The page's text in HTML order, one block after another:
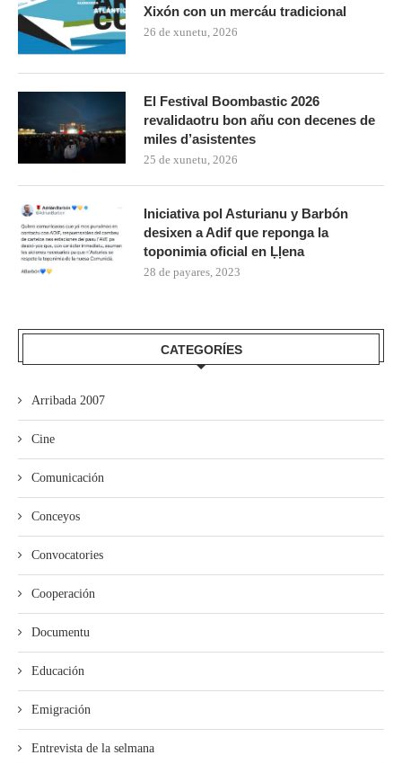
Xixón con un mercáu tradicional
26 de xunetu, 2026
El Festival Boombastic 2026
revalidaotru bon añu con decenes de
miles d’asistentes
25 de xunetu, 2026
Iniciativa pol Asturianu y Barbón
desixen a Adif que reponga la
toponimia oficial en Ḷḷena
28 de payares, 2023
CATEGORÍES
Arribada 2007
Cine
Comunicación
Conceyos
Convocatories
Cooperación
Documentu
Educación
Emigración
Entrevista de la selmana